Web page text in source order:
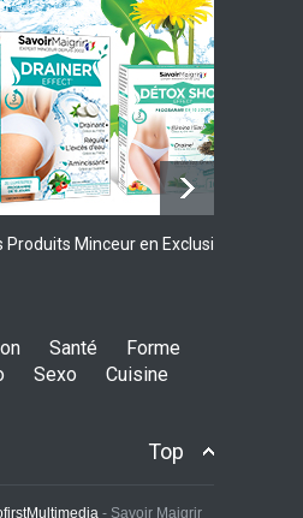
Votre Bilan Minceur
Minceur en Exclusivité
Santé
Forme
Sexo Cuisine
Top
- Savoir Maigrir